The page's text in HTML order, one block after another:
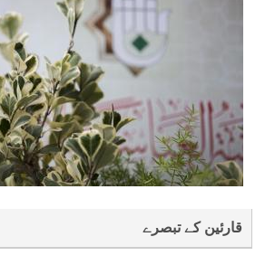
قارئین کے تبصرے